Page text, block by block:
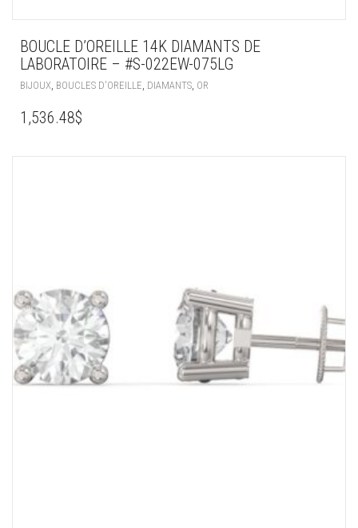
BOUCLE D’OREILLE 14K DIAMANTS DE
LABORATOIRE – #S-022EW-075LG
BIJOUX BOUCLES D'OREILLE DIAMANTS OR
1,536.48$